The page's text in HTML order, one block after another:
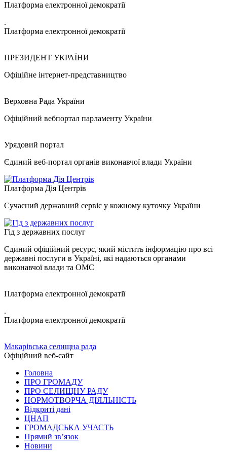
Платформа електронної демократії
.
Платформа електронної демократії
ПРЕЗИДЕНТ УКРАЇНИ
Офіційне інтернет-представництво
Верховна Рада України
Офіційний вебпортал парламенту України
Урядовий портал
Єдиний веб-портал органів виконавчої влади України
Платформа Дія Центрів
Сучасний державний сервіс у кожному куточку України
Гід з державних послуг
Єдиний офіційний ресурс, який містить інформацію про всі
державні послуги в Україні, які надаються органами
виконавчої влади та ОМС
Платформа електронної демократії
.
Платформа електронної демократії
Макарівська селищна рада
Офіційний веб-сайт
Головна
ПРО ГРОМАДУ
ПРО СЕЛИЩНУ РАДУ
НОРМОТВОРЧА ДІЯЛЬНІСТЬ
Відкриті дані
ЦНАП
ГРОМАДСЬКА УЧАСТЬ
Прямий зв’язок
Новини